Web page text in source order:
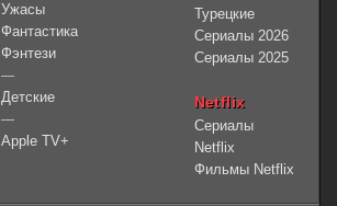
Ужасы
Фантастика
Фэнтези
—
Детские
—
Apple TV+
Турецкие
Сериалы 2026
Сериалы 2025
Netflix
Сериалы
Netflix
Фильмы Netflix